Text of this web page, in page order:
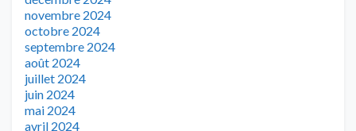
novembre 2024
octobre 2024
septembre 2024
août 2024
juillet 2024
juin 2024
mai 2024
avril 2024